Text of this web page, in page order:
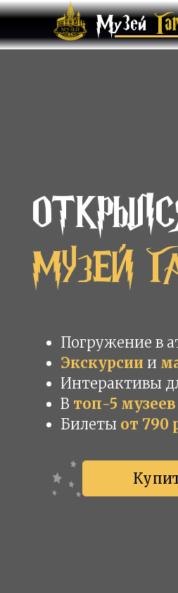
Музей
Погружение в
Экскурсии и
Интерактивы
В топ-5
Билеты от 790
МУЗЕЙ